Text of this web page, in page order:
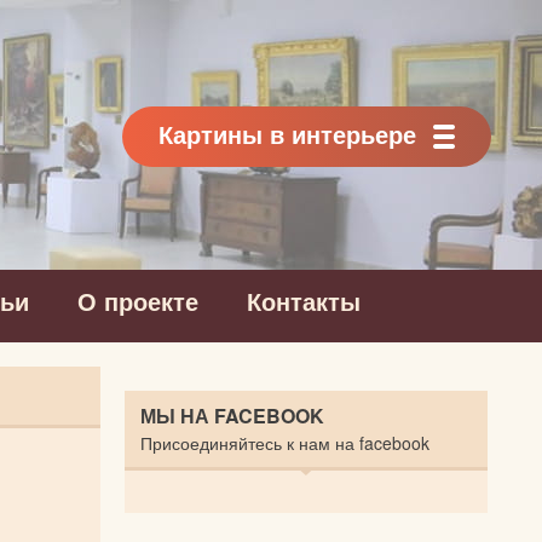
Картины в интерьере
О проекте Контакты
МЫ НА FACEBOOK
Присоединяйтесь к нам на facebook